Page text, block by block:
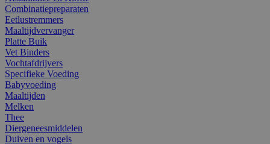
Combinatiepreparaten
Eetlustremmers
Maaltijdvervanger
Platte Buik
Vet Binders
Vochtafdrijvers
Specifieke Voeding
Babyvoeding
Maaltijden
Melken
Thee
Diergeneesmiddelen
Duiven en vogels